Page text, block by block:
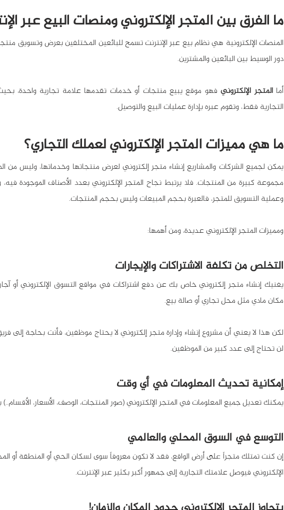
ما الفرق بين المتجر الإلكتروني ومنصات البيع عبر
دور الوسيط بين البائعين والمشترين.
أما المتجر الإلكتروني
التجارية فقط، وتقوم عبره بإدارة عمليات البيع والتوصيل.
ما هي مميزات المتجر الإلكتروني لعملك التجاري؟
وعملية التسويق للمتجر، فالعبرة بحجم المبيعات وليس بحجم المنتجات.
ومميزات المتجر الإلكتروني عديدة، ومن أهمها:
التخلص من تكلفة الاشتراكات والإيجارات
مكان مادي مثل محل تجاري أو صالة بيع.
لن تحتاج إلى عدد كبير من الموظفين.
إمكانية تحديث المعلومات في أي وقت
يمكنك تعديل جميع المعلومات في المتجر الإلكتروني (صور المنتجات، الوصف، الأسعار،
التوسع في السوق المحلي والعالمي
الإلكتروني فيوصل علامتك التجارية إلى جمهور أكبر بكثير عبر الإنترنت.